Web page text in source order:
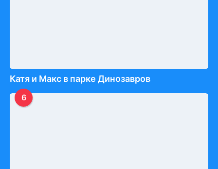
Катя и Макс в парке Динозавров
6